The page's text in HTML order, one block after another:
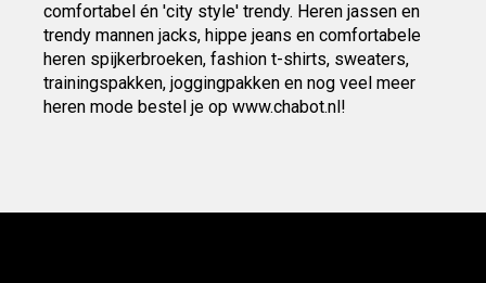
comfortabel én 'city style' trendy. Heren jassen en
trendy mannen jacks, hippe jeans en comfortabele
heren spijkerbroeken, fashion t-shirts, sweaters,
trainingspakken, joggingpakken en nog veel meer
heren mode bestel je op www.chabot.nl!